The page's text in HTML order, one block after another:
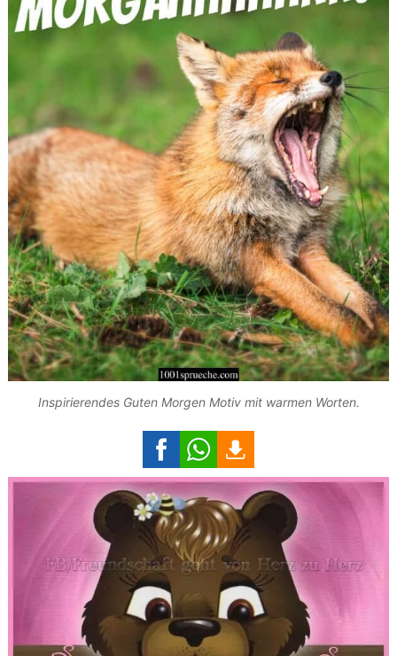
Inspirierendes Guten Morgen Motiv mit warmen Worten.